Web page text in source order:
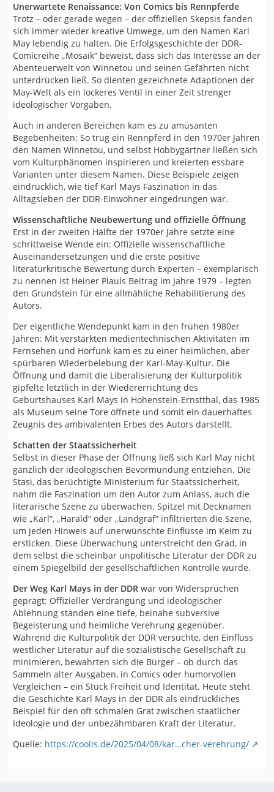
Unerwartete Renaissance: Von Comics bis Rennpferde
Trotz – oder gerade wegen – der offiziellen Skepsis fanden
sich immer wieder kreative Umwege, um den Namen Karl
May lebendig zu halten. Die Erfolgsgeschichte der DDR-
Comicreihe „Mosaik“ beweist, dass sich das Interesse an der
Abenteuerwelt von Winnetou und seinen Gefährten nicht
unterdrücken ließ. So dienten gezeichnete Adaptionen der
May-Welt als ein lockeres Ventil in einer Zeit strenger
ideologischer Vorgaben.
Auch in anderen Bereichen kam es zu amüsanten
Begebenheiten: So trug ein Rennpferd in den 1970er Jahren
den Namen Winnetou, und selbst Hobbygärtner ließen sich
vom Kulturphänomen inspirieren und kreierten essbare
Varianten unter diesem Namen. Diese Beispiele zeigen
eindrücklich, wie tief Karl Mays Faszination in das
Alltagsleben der DDR-Einwohner eingedrungen war.
Wissenschaftliche Neubewertung und offizielle Öffnung
Erst in der zweiten Hälfte der 1970er Jahre setzte eine
schrittweise Wende ein: Offizielle wissenschaftliche
Auseinandersetzungen und die erste positive
literaturkritische Bewertung durch Experten – exemplarisch
zu nennen ist Heiner Plauls Beitrag im Jahre 1979 – legten
den Grundstein für eine allmähliche Rehabilitierung des
Autors.
Der eigentliche Wendepunkt kam in den frühen 1980er
Jahren: Mit verstärkten medientechnischen Aktivitäten im
Fernsehen und Hörfunk kam es zu einer heimlichen, aber
spürbaren Wiederbelebung der Karl-May-Kultur. Die
Öffnung und damit die Liberalisierung der Kulturpolitik
gipfelte letztlich in der Wiedererrichtung des
Geburtshauses Karl Mays in Hohenstein-Ernstthal, das 1985
als Museum seine Tore öffnete und somit ein dauerhaftes
Zeugnis des ambivalenten Erbes des Autors darstellt.
Schatten der Staatssicherheit
Selbst in dieser Phase der Öffnung ließ sich Karl May nicht
gänzlich der ideologischen Bevormundung entziehen. Die
Stasi, das berüchtigte Ministerium für Staatssicherheit,
nahm die Faszination um den Autor zum Anlass, auch die
literarische Szene zu überwachen. Spitzel mit Decknamen
wie „Karl“, „Harald“ oder „Landgraf“ infiltrierten die Szene,
um jeden Hinweis auf unerwünschte Einflüsse im Keim zu
ersticken. Diese Überwachung unterstreicht den Grad, in
dem selbst die scheinbar unpolitische Literatur der DDR zu
einem Spiegelbild der gesellschaftlichen Kontrolle wurde.
Der Weg Karl Mays in der DDR war von Widersprüchen
geprägt: Offizieller Verdrängung und ideologischer
Ablehnung standen eine tiefe, beinahe subversive
Begeisterung und heimliche Verehrung gegenüber.
Während die Kulturpolitik der DDR versuchte, den Einfluss
westlicher Literatur auf die sozialistische Gesellschaft zu
minimieren, bewahrten sich die Bürger – ob durch das
Sammeln alter Ausgaben, in Comics oder humorvollen
Vergleichen – ein Stück Freiheit und Identität. Heute steht
die Geschichte Karl Mays in der DDR als eindrückliches
Beispiel für den oft schmalen Grat zwischen staatlicher
Ideologie und der unbezähmbaren Kraft der Literatur.
Quelle: https://coolis.de/2025/04/08/kar…cher-verehrung/